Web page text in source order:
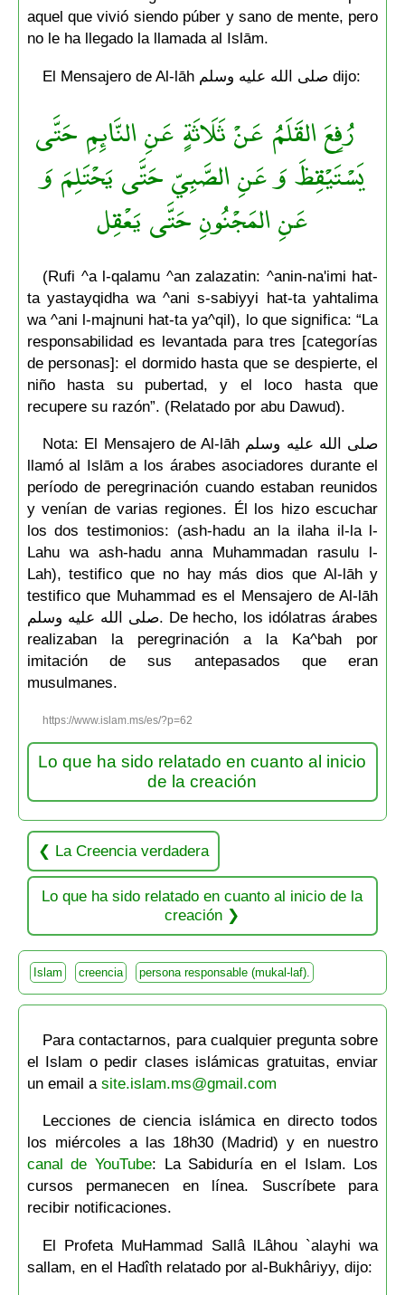
aquel que vivió siendo púber y sano de mente, pero
no le ha llegado la llamada al Islām.
El Mensajero de Al-lāh صلى الله عليه وسلم dijo:
رُفِعَ القَلَمُ عَنْ ثَلَاثَةٍ عَنِ النَّائِمِ حَتَّى
يَسْتَيْقِظَ وَ عَنِ الصَّبِيّ حَتَّى يَحْتَلِمَ وَ
عَنِ المَجْنُونِ حَتَّى يَعْقِل
(Rufi ^a l-qalamu ^an zalazatin: ^anin-na'imi hat-
ta yastayqidha wa ^ani s-sabiyyi hat-ta yahtalima
wa ^ani l-majnuni hat-ta ya^qil), lo que significa: “La
responsabilidad es levantada para tres [categorías
de personas]: el dormido hasta que se despierte, el
niño hasta su pubertad, y el loco hasta que
recupere su razón”. (Relatado por abu Dawud).
Nota: El Mensajero de Al-lāh صلى الله عليه وسلم
llamó al Islām a los árabes asociadores durante el
período de peregrinación cuando estaban reunidos
y venían de varias regiones. Él los hizo escuchar
los dos testimonios: (ash-hadu an la ilaha il-la l-
Lahu wa ash-hadu anna Muhammadan rasulu l-
Lah), testifico que no hay más dios que Al-lāh y
testifico que Muhammad es el Mensajero de Al-lāh
صلى الله عليه وسلم. De hecho, los idólatras árabes
realizaban la peregrinación a la Ka^bah por
imitación de sus antepasados que eran
musulmanes.
https://www.islam.ms/es/?p=62
Lo que ha sido relatado en cuanto al inicio
de la creación
La Creencia verdadera
Lo que ha sido relatado en cuanto al inicio de la
creación
Islam creencia persona responsable (mukal-laf).
Para contactarnos, para cualquier pregunta sobre
el Islam o pedir clases islámicas gratuitas, enviar
un email a site.islam.ms@gmail.com
Lecciones de ciencia islámica en directo todos
los miércoles a las 18h30 (Madrid) y en nuestro
canal de YouTube: La Sabiduría en el Islam. Los
cursos permanecen en línea. Suscríbete para
recibir notificaciones.
El Profeta MuHammad Sallâ lLâhou `alayhi wa
sallam, en el Hadîth relatado por al-Bukhâriyy, dijo: